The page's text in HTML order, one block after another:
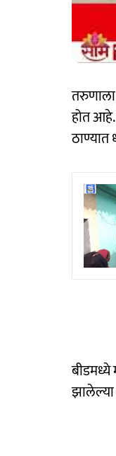
तरुणाला
होत
बीडमध्ये
झालेल्या